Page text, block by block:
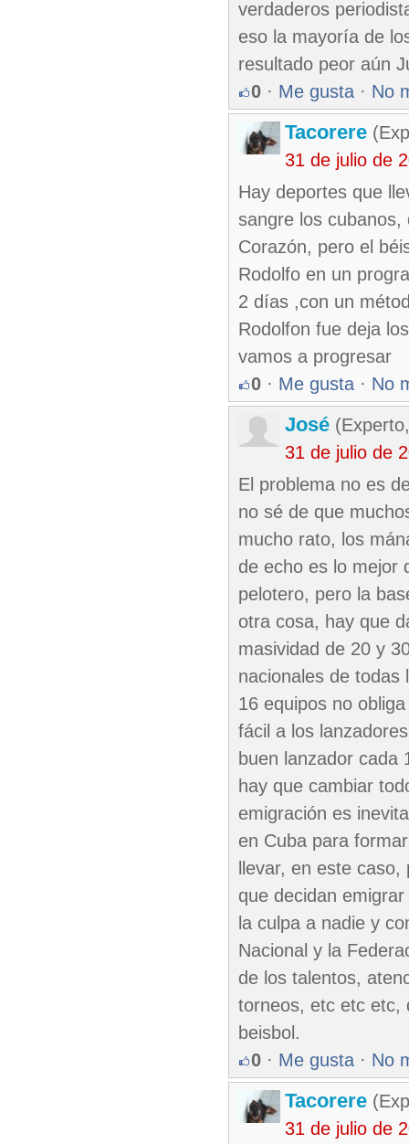
verdaderos
eso la mayoría de
resultado peor aún
0 · Me gusta · No
Tacorere
31 de julio de
Hay deportes que
sangre los
Corazón, pero el
Rodolfo en un
2 días ,con un
Rodolfon fue deja
vamos a progresar
0 · Me gusta · No
José
31 de julio de
El problema no es
no sé de que
mucho rato, los
de echo es lo mejor
pelotero, pero la
otra cosa, hay que
masividad de 20 y
nacionales de
16 equipos no
fácil a los
buen lanzador cada
hay que cambiar
emigración es
en Cuba para
llevar, en este
que decidan
la culpa a nadie y
Nacional y la
de los talentos,
torneos, etc etc etc,
beisbol.
0 · Me gusta · No
Tacorere
31 de julio de